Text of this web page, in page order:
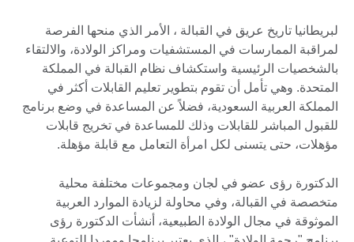
لبريطانيا تاريخ عريق في القبالة ، الأمر الذي منحها الفرصة
لمراقبة الممارسات في المستشفيات ومراكز الولادة، والالتقاء
بالشخصيات الرئيسية واستكشاف نظام القبالة في المملكة
المتحدة. وهي تأمل أن تقوم بتطوير تعليم القابلات أكثر في
المملكة العربية السعودية، فضلاً عن المساعدة في وضع برنامج
للقبول المباشر للقابلات وذلك للمساعدة في تخريج قابلات
مؤهلات، حتى يتسنى لكل امرأة التعامل مع قابلة مؤهلة.
الدكتورة رؤى عضو في لجان ومجموعات مختلفة محلية
متخصصة في القبالة، وفي محاولة لزيادة الموارد العربية
الموثوقة في مجال الولادة الطبيعية، أنشأت الدكتورة رؤى